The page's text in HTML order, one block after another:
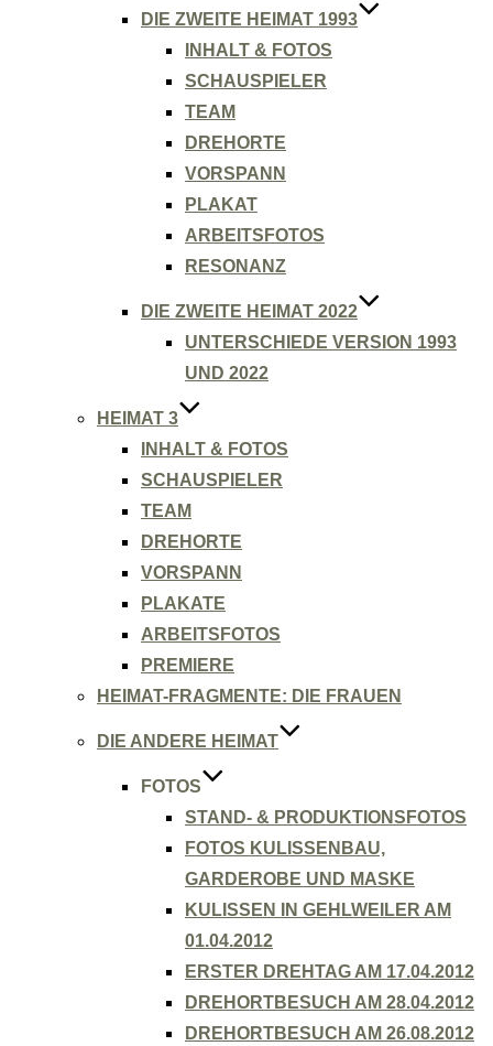
DIE ZWEITE HEIMAT 1993
INHALT & FOTOS
SCHAUSPIELER
TEAM
DREHORTE
VORSPANN
PLAKAT
ARBEITSFOTOS
RESONANZ
DIE ZWEITE HEIMAT 2022
UNTERSCHIEDE VERSION 1993
UND 2022
HEIMAT 3
INHALT & FOTOS
SCHAUSPIELER
TEAM
DREHORTE
VORSPANN
PLAKATE
ARBEITSFOTOS
PREMIERE
HEIMAT-FRAGMENTE: DIE FRAUEN
DIE ANDERE HEIMAT
FOTOS
STAND- & PRODUKTIONSFOTOS
FOTOS KULISSENBAU,
GARDEROBE UND MASKE
KULISSEN IN GEHLWEILER AM
01.04.2012
ERSTER DREHTAG AM 17.04.2012
DREHORTBESUCH AM 28.04.2012
DREHORTBESUCH AM 26.08.2012